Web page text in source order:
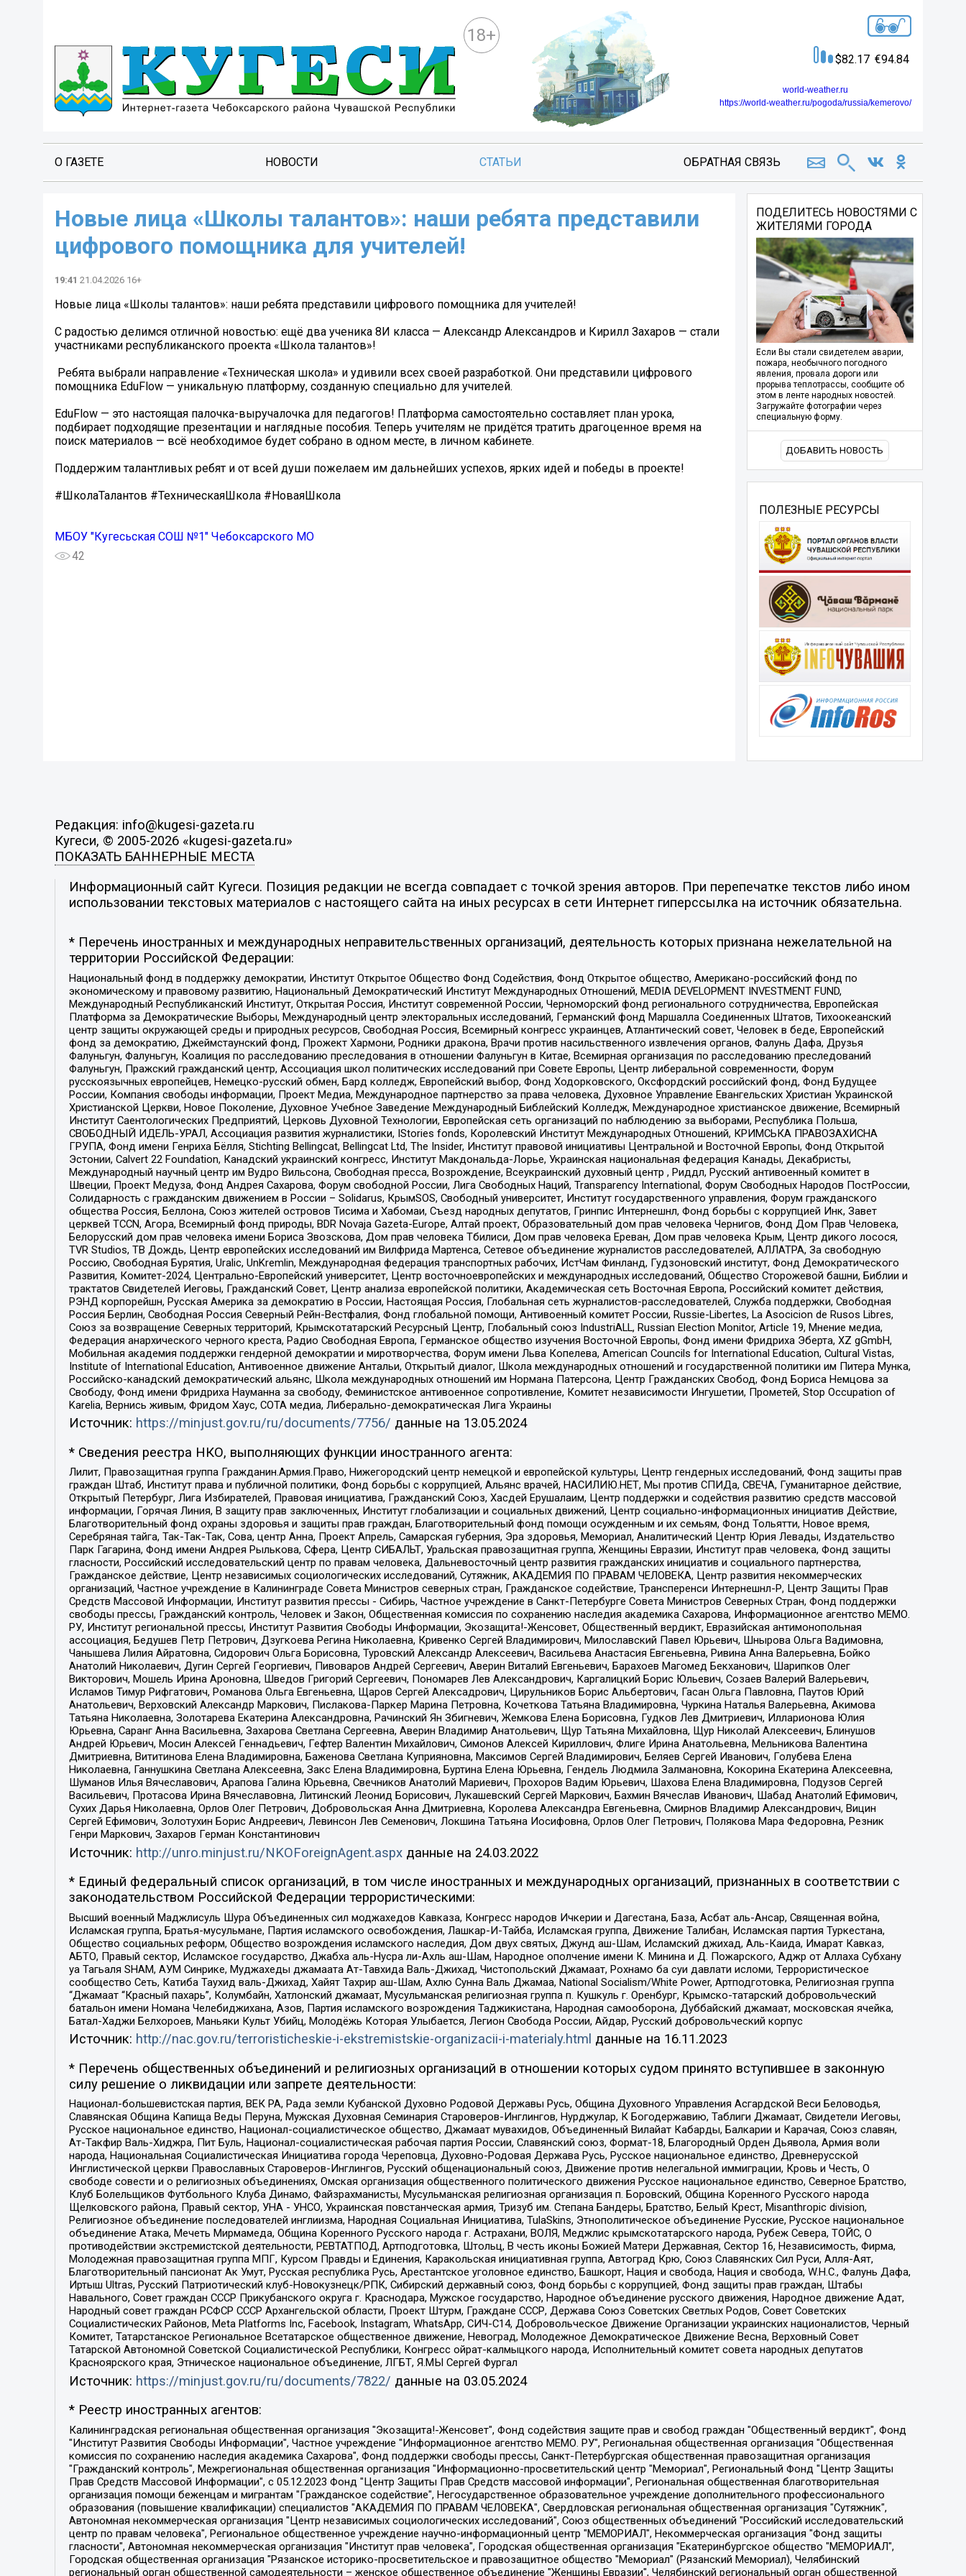
18+
82.17 94.84
world-weather.ru
https://world-weather.ru/pogoda/russia/kemerovo/
О ГАЗЕТЕ НОВОСТИ СТАТЬИ ОБРАТНАЯ СВЯЗЬ
Новые лица «Школы талантов»: наши ребята представили
цифрового помощника для учителей!
19:41 21.04.2026 16+
Новые лица «Школы талантов»: наши ребята представили цифрового помощника для учителей!
С радостью делимся отличной новостью: ещё два ученика 8И класса — Александр Александров и Кирилл Захаров — стали
участниками республиканского проекта «Школа талантов»!
️ Ребята выбрали направление «Техническая школа» и удивили всех своей разработкой. Они представили цифрового
помощника EduFlow — уникальную платформу, созданную специально для учителей.
EduFlow — это настоящая палочка-выручалочка для педагогов! Платформа самостоятельно составляет план урока,
подбирает подходящие презентации и наглядные пособия. Теперь учителям не придётся тратить драгоценное время на
поиск материалов — всё необходимое будет собрано в одном месте, в личном кабинете.
Поддержим талантливых ребят и от всей души пожелаем им дальнейших успехов, ярких идей и победы в проекте!
#ШколаТалантов #ТехническаяШкола #НоваяШкола
МБОУ "Кугесьская СОШ №1" Чебоксарского МО
42
ПОДЕЛИТЕСЬ НОВОСТЯМИ С
ЖИТЕЛЯМИ ГОРОДА
Если Вы стали свидетелем аварии,
пожара, необычного погодного
явления, провала дороги или
прорыва теплотрассы, сообщите об
этом в ленте народных новостей.
Загружайте фотографии через
специальную форму.
ДОБАВИТЬ НОВОСТЬ
ПОЛЕЗНЫЕ РЕСУРСЫ
Редакция: info@kugesi-gazeta.ru
Кугеси, © 2005-2026 «kugesi-gazeta.ru»
ПОКАЗАТЬ БАННЕРНЫЕ МЕСТА
Информационный сайт Кугеси. Позиция редакции не всегда совпадает с точкой зрения авторов. При перепечатке текстов либо ином
использовании текстовых материалов с настоящего сайта на иных ресурсах в сети Интернет гиперссылка на источник обязательна.
* Перечень иностранных и международных неправительственных организаций, деятельность которых признана нежелательной на
территории Российской Федерации:
Национальный фонд в поддержку демократии, Институт Открытое Общество Фонд Содействия, Фонд Открытое общество, Американо-российский фонд по
экономическому и правовому развитию, Национальный Демократический Институт Международных Отношений, MEDIA DEVELOPMENT INVESTMENT FUND,
Международный Республиканский Институт, Открытая Россия, Институт современной России, Черноморский фонд регионального сотрудничества, Европейская
Платформа за Демократические Выборы, Международный центр электоральных исследований, Германский фонд Маршалла Соединенных Штатов, Тихоокеанский
центр защиты окружающей среды и природных ресурсов, Свободная Россия, Всемирный конгресс украинцев, Атлантический совет, Человек в беде, Европейский
фонд за демократию, Джеймстаунский фонд, Прожект Хармони, Родники дракона, Врачи против насильственного извлечения органов, Фалунь Дафа, Друзья
Фалуньгун, Фалуньгун, Коалиция по расследованию преследования в отношении Фалуньгун в Китае, Всемирная организация по расследованию преследований
Фалуньгун, Пражский гражданский центр, Ассоциация школ политических исследований при Совете Европы, Центр либеральной современности, Форум
русскоязычных европейцев, Немецко-русский обмен, Бард колледж, Европейский выбор, Фонд Ходорковского, Оксфордский российский фонд, Фонд Будущее
России, Компания свободы информации, Проект Медиа, Международное партнерство за права человека, Духовное Управление Евангельских Христиан Украинской
Христианской Церкви, Новое Поколение, Духовное Учебное Заведение Международный Библейский Колледж, Международное христианское движение, Всемирный
Институт Саентологических Предприятий, Церковь Духовной Технологии, Европейская сеть организаций по наблюдению за выборами, Республика Польша,
СВОБОДНЫЙ ИДЕЛЬ-УРАЛ, Ассоциация развития журналистики, IStories fonds, Королевский Институт Международных Отношений, КРИМСЬКА ПРАВОЗАХИСНА
ГРУПА, Фонд имени Генриха Бёлля, Stichting Bellingcat, Bellingcat Ltd, The Insider, Институт правовой инициативы Центральной и Восточной Европы, Фонд Открытой
Эстонии, Calvert 22 Foundation, Канадский украинский конгресс, Институт Макдональда-Лорье, Украинская национальная федерация Канады, Декабристы,
Международный научный центр им Вудро Вильсона, Свободная пресса, Возрождение, Всеукраинский духовный центр , Риддл, Русский антивоенный комитет в
Швеции, Проект Медуза, Фонд Андрея Сахарова, Форум свободной России, Лига Свободных Наций, Transparеncy International, Форум Свободных Народов ПостРоссии,
Солидарность с гражданским движением в России – Solidarus, КрымSOS, Свободный университет, Институт государственного управления, Форум гражданского
общества Россия, Беллона, Союз жителей островов Тисима и Хабомаи, Съезд народных депутатов, Гринпис Интернешнл, Фонд борьбы с коррупцией Инк, Завет
церквей TCCN, Агора, Всемирный фонд природы, BDR Novaja Gazeta-Europe, Алтай проект, Образовательный дом прав человека Чернигов, Фонд Дом Прав Человека,
Белорусский дом прав человека имени Бориса Звозскова, Дом прав человека Тбилиси, Дом прав человека Ереван, Дом прав человека Крым, Центр дикого лосося,
TVR Studios, ТВ Дождь, Центр европейских исследований им Вилфрида Мартенса, Сетевое объединение журналистов расследователей, АЛЛАТРА, За свободную
Россию, Свободная Бурятия, Uralic, UnKremlin, Международная федерация транспортных рабочих, ИстЧам Финланд, Гудзоновский институт, Фонд Демократического
Развития, Комитет-2024, Центрально-Европейский университет, Центр восточноевропейских и международных исследований, Общество Сторожевой башни, Библии и
трактатов Свидетелей Иеговы, Гражданский Совет, Центр анализа европейской политики, Академическая сеть Восточная Европа, Российский комитет действия,
РЭНД корпорейшн, Русская Америка за демократию в России, Настоящая Россия, Глобальная сеть журналистов-расследователей, Служба поддержки, Свободная
Россия Берлин, Свободная Россия Северный Рейн-Вестфалия, Фонд глобальной помощи, Антивоенный комитет России, Russie-Libertes, La Asocicion de Rusos Libres,
Союз за возвращение Северных территорий, Крымскотатарский Ресурсный Центр, Глобальный союз IndustriALL, Russian Election Monitor, Article 19, Мнение медиа,
Федерация анархического черного креста, Радио Свободная Европа, Германское общество изучения Восточной Европы, Фонд имени Фридриха Эберта, XZ gGmbH,
Мобильная академия поддержки гендерной демократии и миротворчества, Форум имени Льва Копелева, American Councils for International Education, Cultural Vistas,
Institute of International Education, Антивоенное движение Антальи, Открытый диалог, Школа международных отношений и государственной политики им Питера Мунка,
Российско-канадский демократический альянс, Школа международных отношений им Нормана Патерсона, Центр Гражданских Свобод, Фонд Бориса Немцова за
Свободу, Фонд имени Фридриха Науманна за свободу, Феминистское антивоенное сопротивление, Комитет независимости Ингушетии, Прометей, Stop Occupation of
Karelia, Вернись живым, Фридом Хаус, СОТА медиа, Либерально-демократическая Лига Украины
Источник: https://minjust.gov.ru/ru/documents/7756/ данные на 13.05.2024
* Сведения реестра НКО, выполняющих функции иностранного агента:
Лилит, Правозащитная группа Гражданин.Армия.Право, Нижегородский центр немецкой и европейской культуры, Центр гендерных исследований, Фонд защиты прав
граждан Штаб, Институт права и публичной политики, Фонд борьбы с коррупцией, Альянс врачей, НАСИЛИЮ.НЕТ, Мы против СПИДа, СВЕЧА, Гуманитарное действие,
Открытый Петербург, Лига Избирателей, Правовая инициатива, Гражданский Союз, Хасдей Ерушалаим, Центр поддержки и содействия развитию средств массовой
информации, Горячая Линия, В защиту прав заключенных, Институт глобализации и социальных движений, Центр социально-информационных инициатив Действие,
Благотворительный фонд охраны здоровья и защиты прав граждан, Благотворительный фонд помощи осужденным и их семьям, Фонд Тольятти, Новое время,
Серебряная тайга, Так-Так-Так, Сова, центр Анна, Проект Апрель, Самарская губерния, Эра здоровья, Мемориал, Аналитический Центр Юрия Левады, Издательство
Парк Гагарина, Фонд имени Андрея Рылькова, Сфера, Центр СИБАЛЬТ, Уральская правозащитная группа, Женщины Евразии, Институт прав человека, Фонд защиты
гласности, Российский исследовательский центр по правам человека, Дальневосточный центр развития гражданских инициатив и социального партнерства,
Гражданское действие, Центр независимых социологических исследований, Сутяжник, АКАДЕМИЯ ПО ПРАВАМ ЧЕЛОВЕКА, Центр развития некоммерческих
организаций, Частное учреждение в Калининграде Совета Министров северных стран, Гражданское содействие, Трансперенси Интернешнл-Р, Центр Защиты Прав
Средств Массовой Информации, Институт развития прессы - Сибирь, Частное учреждение в Санкт-Петербурге Совета Министров Северных Стран, Фонд поддержки
свободы прессы, Гражданский контроль, Человек и Закон, Общественная комиссия по сохранению наследия академика Сахарова, Информационное агентство МЕМО.
РУ, Институт региональной прессы, Институт Развития Свободы Информации, Экозащита!-Женсовет, Общественный вердикт, Евразийская антимонопольная
ассоциация, Бедушев Петр Петрович, Дзугкоева Регина Николаевна, Кривенко Сергей Владимирович, Милославский Павел Юрьевич, Шнырова Ольга Вадимовна,
Чанышева Лилия Айратовна, Сидорович Ольга Борисовна, Туровский Александр Алексеевич, Васильева Анастасия Евгеньевна, Ривина Анна Валерьевна, Бойко
Анатолий Николаевич, Дугин Сергей Георгиевич, Пивоваров Андрей Сергеевич, Аверин Виталий Евгеньевич, Барахоев Магомед Бекханович, Шарипков Олег
Викторович, Мошель Ирина Ароновна, Шведов Григорий Сергеевич, Пономарев Лев Александрович, Каргалицкий Борис Юльевич, Созаев Валерий Валерьевич,
Исламов Тимур Рифгатович, Романова Ольга Евгеньевна, Щаров Сергей Алексадрович, Цирульников Борис Альбертович, Гасан Ольга Павловна, Паутов Юрий
Анатольевич, Верховский Александр Маркович, Пислакова-Паркер Марина Петровна, Кочеткова Татьяна Владимировна, Чуркина Наталья Валерьевна, Акимова
Татьяна Николаевна, Золотарева Екатерина Александровна, Рачинский Ян Збигневич, Жемкова Елена Борисовна, Гудков Лев Дмитриевич, Илларионова Юлия
Юрьевна, Саранг Анна Васильевна, Захарова Светлана Сергеевна, Аверин Владимир Анатольевич, Щур Татьяна Михайловна, Щур Николай Алексеевич, Блинушов
Андрей Юрьевич, Мосин Алексей Геннадьевич, Гефтер Валентин Михайлович, Симонов Алексей Кириллович, Флиге Ирина Анатольевна, Мельникова Валентина
Дмитриевна, Вититинова Елена Владимировна, Баженова Светлана Куприяновна, Максимов Сергей Владимирович, Беляев Сергей Иванович, Голубева Елена
Николаевна, Ганнушкина Светлана Алексеевна, Закс Елена Владимировна, Буртина Елена Юрьевна, Гендель Людмила Залмановна, Кокорина Екатерина Алексеевна,
Шуманов Илья Вячеславович, Арапова Галина Юрьевна, Свечников Анатолий Мариевич, Прохоров Вадим Юрьевич, Шахова Елена Владимировна, Подузов Сергей
Васильевич, Протасова Ирина Вячеславовна, Литинский Леонид Борисович, Лукашевский Сергей Маркович, Бахмин Вячеслав Иванович, Шабад Анатолий Ефимович,
Сухих Дарья Николаевна, Орлов Олег Петрович, Добровольская Анна Дмитриевна, Королева Александра Евгеньевна, Смирнов Владимир Александрович, Вицин
Сергей Ефимович, Золотухин Борис Андреевич, Левинсон Лев Семенович, Локшина Татьяна Иосифовна, Орлов Олег Петрович, Полякова Мара Федоровна, Резник
Генри Маркович, Захаров Герман Константинович
Источник: http://unro.minjust.ru/NKOForeignAgent.aspxданные на 24.03.2022
* Единый федеральный список организаций, в том числе иностранных и международных организаций, признанных в соответствии с
законодательством Российской Федерации террористическими:
Высший военный Маджлисуль Шура Объединенных сил моджахедов Кавказа, Конгресс народов Ичкерии и Дагестана, База, Асбат аль-Ансар, Священная война,
Исламская группа, Братья-мусульмане, Партия исламского освобождения, Лашкар-И-Тайба, Исламская группа, Движение Талибан, Исламская партия Туркестана,
Общество социальных реформ, Общество возрождения исламского наследия, Дом двух святых, Джунд аш-Шам, Исламский джихад, Аль-Каида, Имарат Кавказ,
АБТО, Правый сектор, Исламское государство, Джабха аль-Нусра ли-Ахль аш-Шам, Народное ополчение имени К. Минина и Д. Пожарского, Аджр от Аллаха Субхану
уа Тагьаля SHAM, АУМ Синрике, Муджахеды джамаата Ат-Тавхида Валь-Джихад, Чистопольский Джамаат, Рохнамо ба суи давлати исломи, Террористическое
сообщество Сеть, Катиба Таухид валь-Джихад, Хайят Тахрир аш-Шам, Ахлю Сунна Валь Джамаа, National Socialism/White Power, Артподготовка, Религиозная группа
“Джамаат “Красный пахарь”, Колумбайн, Хатлонский джамаат, Мусульманская религиозная группа п. Кушкуль г. Оренбург, Крымско-татарский добровольческий
батальон имени Номана Челебиджихана, Азов, Партия исламского возрождения Таджикистана, Народная самооборона, Дуббайский джамаат, московская ячейка,
Батал-Хаджи Белхороев, Маньяки Культ Убийц, Молодёжь Которая Улыбается, Легион Свобода России, Айдар, Русский добровольческий корпус
Источник: http://nac.gov.ru/terroristicheskie-i-ekstremistskie-organizacii-i-materialy.html данные на 16.11.2023
* Перечень общественных объединений и религиозных организаций в отношении которых судом принято вступившее в законную
силу решение о ликвидации или запрете деятельности:
Национал-большевистская партия, ВЕК РА, Рада земли Кубанской Духовно Родовой Державы Русь, Община Духовного Управления Асгардской Веси Беловодья,
Славянская Община Капища Веды Перуна, Мужская Духовная Семинария Староверов-Инглингов, Нурджулар, К Богодержавию, Таблиги Джамаат, Свидетели Иеговы,
Русское национальное единство, Национал-социалистическое общество, Джамаат мувахидов, Объединенный Вилайат Кабарды, Балкарии и Карачая, Союз славян,
Ат-Такфир Валь-Хиджра, Пит Буль, Национал-социалистическая рабочая партия России, Славянский союз, Формат-18, Благородный Орден Дьявола, Армия воли
народа, Национальная Социалистическая Инициатива города Череповца, Духовно-Родовая Держава Русь, Русское национальное единство, Древнерусской
Инглистической церкви Православных Староверов-Инглингов, Русский общенациональный союз, Движение против нелегальной иммиграции, Кровь и Честь, О
свободе совести и о религиозных объединениях, Омская организация общественного политического движения Русское национальное единство, Северное Братство,
Клуб Болельщиков Футбольного Клуба Динамо, Файзрахманисты, Мусульманская религиозная организация п. Боровский, Община Коренного Русского народа
Щелковского района, Правый сектор, УНА - УНСО, Украинская повстанческая армия, Тризуб им. Степана Бандеры, Братство, Белый Крест, Misanthropic division,
Религиозное объединение последователей инглиизма, Народная Социальная Инициатива, TulaSkins, Этнополитическое объединение Русские, Русское национальное
объединение Атака, Мечеть Мирмамеда, Община Коренного Русского народа г. Астрахани, ВОЛЯ, Меджлис крымскотатарского народа, Рубеж Севера, ТОЙС, О
противодействии экстремистской деятельности, РЕВТАТПОД, Артподготовка, Штольц, В честь иконы Божией Матери Державная, Сектор 16, Независимость, Фирма,
Молодежная правозащитная группа МПГ, Курсом Правды и Единения, Каракольская инициативная группа, Автоград Крю, Союз Славянских Сил Руси, Алля-Аят,
Благотворительный пансионат Ак Умут, Русская республика Русь, Арестантское уголовное единство, Башкорт, Нация и свобода, Нация и свобода, W.H.С., Фалунь Дафа,
Иртыш Ultras, Русский Патриотический клуб-Новокузнецк/РПК, Сибирский державный союз, Фонд борьбы с коррупцией, Фонд защиты прав граждан, Штабы
Навального, Совет граждан СССР Прикубанского округа г. Краснодара, Мужское государство, Народное объединение русского движения, Народное движение Адат,
Народный совет граждан РСФСР СССР Архангельской области, Проект Штурм, Граждане СССР, Держава Союз Советских Светлых Родов, Совет Советских
Социалистических Районов, Meta Platforms Inc, Facebook, Instagram, WhatsApp, СИЧ-С14, Добровольческое Движение Организации украинских националистов, Черный
Комитет, Татарстанское Региональное Всетатарское общественное движение, Невоград, Молодежное Демократическое Движение Весна, Верховный Совет
Татарской Автономной Советской Социалистической Республики, Конгресс ойрат-калмыцкого народа, Исполнительный комитет совета народных депутатов
Красноярского края, Этническое национальное объединение, ЛГБТ, Я.МЫ Сергей Фургал
Источник: https://minjust.gov.ru/ru/documents/7822/ данные на 03.05.2024
* Реестр иностранных агентов:
Калининградская региональная общественная организация "Экозащита!-Женсовет", Фонд содействия защите прав и свобод граждан "Общественный вердикт", Фонд "Институт Развития Свободы Информации", Частное учреждение "Информационное агентство МЕМО. РУ", Региональная общественная организация "Общественная комиссия по сохранению наследия академика Сахарова", Фонд поддержки свободы прессы, Санкт-Петербургская общественная правозащитная организация "Гражданский контроль", Межрегиональная общественная организация "Информационно-просветительский центр "Мемориал", Региональный Фонд "Центр Защиты Прав Средств Массовой Информации", с 05.12.2023 Фонд "Центр Защиты Прав Средств массовой информации", Региональная общественная благотворительная организация помощи беженцам и мигрантам "Гражданское содействие", Негосударственное образовательное учреждение дополнительного профессионального образования (повышение квалификации) специалистов "АКАДЕМИЯ ПО ПРАВАМ ЧЕЛОВЕКА", Свердловская региональная общественная организация "Сутяжник", Автономная некоммерческая организация "Центр независимых социологических исследований", Союз общественных объединений "Российский исследовательский центр по правам человека", Региональное общественное учреждение научно-информационный центр "МЕМОРИАЛ", Некоммерческая организация "Фонд защиты гласности", Автономная некоммерческая организация "Институт прав человека", Городская общественная организация "Екатеринбургское общество "МЕМОРИАЛ", Городская общественная организация "Рязанское историко-просветительское и правозащитное общество "Мемориал" (Рязанский Мемориал), Челябинский региональный орган общественной самодеятельности – женское общественное объединение "Женщины Евразии", Челябинский региональный орган общественной самодеятельности "Уральская правозащитная группа", Фонд содействия защите здоровья и социальной справедливости имени Андрея Рылькова, Автономная Некоммерческая Организация "Аналитический Центр Юрия Левады", Автономная некоммерческая организация социальной поддержки населения "Проект Апрель", Региональная общественная организация помощи женщинам и детям, находящимся в кризисной ситуации "Информационно-методический центр "Анна", Фонд содействия развитию массовых коммуникаций и правовому просвещению "Так-так-Так", Фонд содействия устойчивому развитию "Серебряная тайга", Свердловский региональный общественный фонд социальных проектов "Новое время", "Idel.Реалии", Кавказ.Реалии, Крым.Реалии, Телеканал Настоящее Время, Татаро-башкирская служба Радио Свобода (Azatliq Radiosi), Радио Свободная Европа/Радио Свобода (PCE/PC), "Сибирь.Реалии", "Фактограф", Благотворительный фонд помощи осужденным и их семьям, Автономная некоммерческая организация "Институт глобализации и социальных движений", Фонд "В защиту прав заключенных", Частное учреждение "Центр поддержки и содействия развитию средств массовой информации", Пензенский региональный общественный благотворительный фонд "Гражданский союз", "Север.Реалии", Некоммерческая организация Фонд "Правовая инициатива", Общество с ограниченной ответственностью "Радио Свободная Европа/Радио Свобода", Чешское информационное агентство "MEDIUM-ORIENT", Красноярская региональная общественная организация "Мы против СПИДа", Камалягин Денис Николаевич, Маркелов Сергей Евгеньевич, Пономарев Лев Александрович, Савицкая Людмила Алексеевна, Автономная некоммерческая организация "Центр по работе с проблемой насилия "НАСИЛИЮ.НЕТ", Межрегиональный профессиональный союз работников здравоохранения "Альянс врачей", Юридическое лицо, зарегистрированное в Латвийской Республике, SIA "Medusa Project" (регистрационный номер 40103797863, дата регистрации 10.06.2014), Некоммерческая организация "Фонд по борьбе с коррупцией", Автономная некоммерческая организация "Институт права и публичной политики", Баданин Роман Сергеевич, Гликин Максим Александрович, Железнова Мария Михайловна, Лукьянова Юлия Сергеевна, Маетная Елизавета Витальевна, Маняхин Петр Борисович, Чуракова Ольга Владимировна, Ярош Юлия Петровна, Юридическое лицо "The Insider SIA", зарегистрированное в Риге, Латвийская Республика (дата регистрации 26.06.2015), являющееся администратором доменного имени интернет-издания "The Insider SIA", https://theins.ru, Постернак Алексей Евгеньевич, Рубин Михаил Аркадьевич, Анин Роман Александрович, Юридическое лицо Istories fonds, зарегистрированное в Латвийской Республике (регистрационный номер 50008295751, дата регистрации 24.02.2020), Великовский Дмитрий Александрович, Долинина Ирина Николаевна, Мароховская Алеся Алексеевна, Шлейнов Роман Юрьевич, Шмагун Олеся Валентиновна, Общество с ограниченной ответственностью "Альтаир 2021", Общество с ограниченной ответственностью "Вега 2021", Общество с ограниченной ответственностью "Главный редактор 2021", Общество с ограниченной ответственностью "Ромашки монолит", Важенков Артем Валерьевич, Ивановская областная общественная организация "Центр гендерных исследований", Гурман Юрий Альбертович, Медиапроект "ОВД-Инфо", Егоров Владимир Владимирович, Жилинский Владимир Александрович, Общество с ограниченной ответственностью "ЗП", Иванова София Юрьевна, Карезина Инна Павловна, Кильтау Екатерина Викторовна, Петров Алексей Викторович, Пискунов Сергей Евгеньевич, Смирнов Сергей Сергеевич, Тихонов Михаил Сергеевич, Общество с ограниченной ответственностью "ЖУРНАЛИСТ-ИНОСТРАННЫЙ АГЕНТ", Арапова Галина Юрьевна, Вольтская Татьяна Анатольевна, Американская компания "Mason G.E.S. Anonymous Foundation" (США), являющаяся владельцем интернет-издания https://mnews.world/, Компания "Stichting Bellingcat", зарегистрированная в Нидерландах (дата регистрации 11.07.2018), Захаров Андрей Вячеславович, Клепиковская Екатерина Дмитриевна, Общество с ограниченной ответственностью "МЕМО", Перл Роман Александрович, Симонов Евгений Алексеевич, Соловьева Елена Анатольевна, Сотников Даниил Владимирович, Сурначева Елизавета Дмитриевна, Автономная некоммерческая организация по защите прав человека и информированию населения "Якутия – Наше Мнение", Общество с ограниченной ответственностью "Москоу диджитал медиа", с 26.01.2023 Общество с ограниченной ответственностью "Чайка Белые сады", Ветошкина Валерия Валерьевна, Заговора Максим Александрович, Межрегиональное общественное движение "Российская ЛГБТ - сеть", Оленичев Максим Владимирович, Павлов Иван Юрьевич, Скворцова Елена Сергеевна, Общество с ограниченной ответственностью "Как бы инагент", Кочетков Игорь Викторович, Общество с ограниченной ответственностью "Честные выборы", Еланчик Олег Александрович, Общество с ограниченной ответственностью "Нобелевский призыв", Гималова Регина Эмилевна, Григорьев Андрей Валерьевич, Григорьева Алина Александровна, Ассоциация по содействию защите прав призывников, альтернативнослужащих и военнослужащих "Правозащитная группа "Гражданин.Армия.Право", Хисамова Регина Фаритовна, Автономная некоммерческая организация по реализации социально-правовых программ "Лилит", Дальневосточное общественное движение "Маяк", Санкт-Петербургская ЛГБТ-инициативная группа "Выход", Инициативная группа ЛГБТ+ "Реверс", Алексеев Андрей Викторович, Бекбулатова Таисия Львовна, Беляев Иван Михайлович, Владыкина Елена Сергеевна, Гельман Марат Александрович, Никульшина Вероника Юрьевна, Толоконникова Надежда Андреевна, Шендерович Виктор Анатольевич, Общество с ограниченной ответственностью "Данное сообщение", Общество с ограниченной ответственностью Издательский дом "Новая глава", Айнбиндер Александра Александровна, Московский комьюнити-центр для ЛГБТ+инициатив, Благотворительный фонд развития филантропии, Deutsche Welle (Германия, Kurt-Schumacher-Strasse 3, 53113 Bonn), Борзунова Мария Михайловна, Воробьев Виктор Викторович, Голубева Анна Львовна, Константинова Алла Михайловна, Малкова Ирина Владимировна, Мурадов Мурад Абдулгалимович, Осетинская Елизавета Николаевна, Понасенков Евгений Николаевич, Ганапольский Матвей Юрьевич, Киселев Евгений Алексеевич, Борухович Ирина Григорьевна, Дремин Иван Тимофеевич, Дубровский Дмитрий Викторович, Красноярская региональная общественная организация поддержки и развития альтернативных образовательных технологий и межкультурных коммуникаций "ИНТЕРРА", Маяковская Екатерина Алексеевна, Фейгин Марк Захарович, Филимонов Андрей Викторович, Дзугкоева Регина Николаевна, Доброхотов Роман Александрович, Дудь Юрий Александрович, Елкин Сергей Владимирович, Кругликов Кирилл Игоревич, Сабунаева Мария Леонидовна, Семенов Алексей Владимирович, Шаинян Карен Багратович, Шульман Екатерина Михайловна, Асафьев Артур Валерьевич, Вахштайн Виктор Семенович, Венедиктов Алексей Алексеевич, Лушникова Екатерина Евгеньевна, Волков Леонид Михайлович, Невзоров Александр Глебович, Пархоменко Сергей Борисович, Сироткин Ярослав Николаевич, Кара-Мурза Владимир Владимирович, Баранова Наталья Владимировна, Гозман Леонид Яковлевич, Кагарлицкий Борис Юльевич, Климарев Михаил Валерьевич, Милов Владимир Станиславович, Автономная некоммерческая организация Краснодарский центр современного искусства "Типография", Моргенштерн Алишер Тагирович, Соболь Любовь Эдуардовна, Общество с ограниченной ответственностью "ЛИЗА НОРМ", Каспаров Гарри Кимович, Ходорковский Михаил Борисович, Общество с ограниченной ответственностью "Апрельские тезисы", Данилович Ирина Брониславовна, Кашин Олег Владимирович, Петров Николай Владимирович, Пивоваров Алексей Владимирович, Соколов Михаил Владимирович, Цветкова Юлия Владимировна, Чичваркин Евгений Александрович, Комитет против пыток/Команда против пыток, Общество с ограниченной ответственностью "Первый научный", Общество с ограниченной ответственностью "Вертолет и ко", Белоцерковская Вероника Борисовна, Кац Максим Евгеньевич, Лазарева Татьяна Юрьевна, Шаведдинов Руслан Табризович, Яшин Илья Валерьевич, Общество с ограниченной ответственностью "Иноагент ААВ", Алешковский Дмитрий Петрович, Альбац Евгения Марковна, Быков Дмитрий Львович, Галямина Юлия Евгеньевна, Лойко Сергей Леонидович, Мартынов Кирилл Константинович, Медведев Сергей Александрович, Крашенинников Федор Геннадиевич, Гордеева Катерина Вл